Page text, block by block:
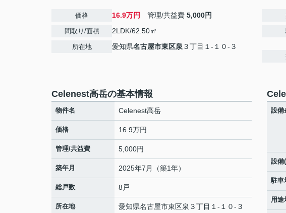
価格 16.9万円 管理/共益費 5,000円
間取り/面積 2LDK/62.50㎡
所在地 愛知県名古屋市東区泉 ３丁目１-１０-３
Celenest高岳の基本情報
物件名 Celenest高岳
価格 16.9万円
管理/共益費 5,000円
築年月 2025年7月（築1年）
総戸数 8戸
所在地 愛知県名古屋市東区泉 ３丁目１-１０-３
設備
設備
駐車
用途